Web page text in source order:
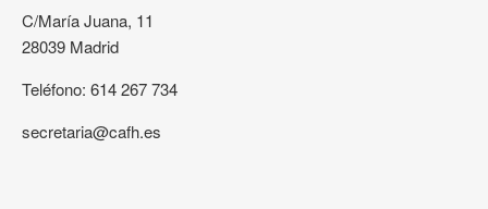
C/María Juana, 11
28039 Madrid
Teléfono: 614 267 734
secretaria@cafh.es